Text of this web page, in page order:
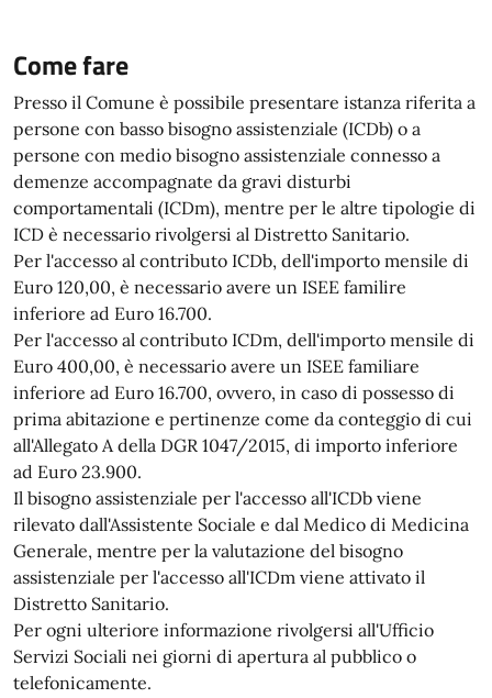
Come fare
Presso il Comune è possibile presentare istanza riferita a
persone con basso bisogno assistenziale (ICDb) o a
persone con medio bisogno assistenziale connesso a
demenze accompagnate da gravi disturbi
comportamentali (ICDm), mentre per le altre tipologie di
ICD è necessario rivolgersi al Distretto Sanitario.
Per l'accesso al contributo ICDb, dell'importo mensile di
Euro 120,00, è necessario avere un ISEE familire
inferiore ad Euro 16.700.
Per l'accesso al contributo ICDm, dell'importo mensile di
Euro 400,00, è necessario avere un ISEE familiare
inferiore ad Euro 16.700, ovvero, in caso di possesso di
prima abitazione e pertinenze come da conteggio di cui
all'Allegato A della DGR 1047/2015, di importo inferiore
ad Euro 23.900.
Il bisogno assistenziale per l'accesso all'ICDb viene
rilevato dall'Assistente Sociale e dal Medico di Medicina
Generale, mentre per la valutazione del bisogno
assistenziale per l'accesso all'ICDm viene attivato il
Distretto Sanitario.
Per ogni ulteriore informazione rivolgersi all'Ufficio
Servizi Sociali nei giorni di apertura al pubblico o
telefonicamente.